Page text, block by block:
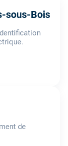
sous-Bois
de